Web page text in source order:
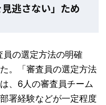
逃さない」ため
の選定方法の明確
。「審査員の選定方法
、6人の審査員チーム
署経験などが一定程度